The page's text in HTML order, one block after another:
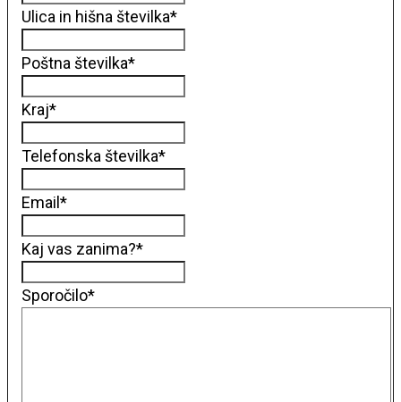
Ulica in hišna številka*
Poštna številka*
Kraj*
Telefonska številka*
Email *
Kaj vas zanima?*
Sporočilo*